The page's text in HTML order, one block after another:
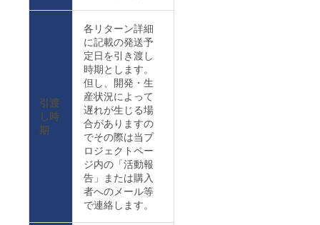
引渡
し時
期
各リターン詳細
に記載の発送予
定日を引き渡し
時期とします。
但し、開発・生
産状況によって
遅れが生じる場
合がありますの
でその際は当プ
ロジェクトペー
ジ内の「活動報
告」または購入
者へのメール等
で連絡します。